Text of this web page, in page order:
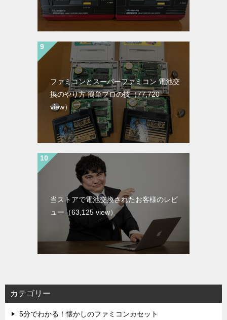
ファミコンとスーパーファミコン 電池交
換のやり方 簡単プロの技（77,720
view）
当ストアで電池交換されたお客様のレビ
ュー （63,125 view）
カテゴリー
5分でわかる！懐かしのファミコンカセット